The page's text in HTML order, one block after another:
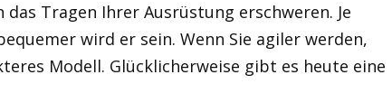
das Tragen Ihrer Ausrüstung erschweren. Je
wird er sein. Wenn Sie agiler werden,
Modell. Glücklicherweise gibt es heute eine